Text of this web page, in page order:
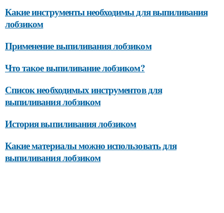
Какие инструменты необходимы для выпиливания
лобзиком
Применение выпиливания лобзиком
Что такое выпиливание лобзиком?
Список необходимых инструментов для
выпиливания лобзиком
История выпиливания лобзиком
Какие материалы можно использовать для
выпиливания лобзиком